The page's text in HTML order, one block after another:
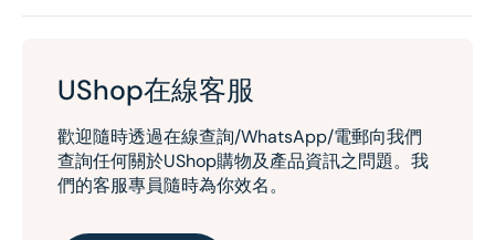
UShop在線客服
歡迎隨時透過在線查詢/WhatsApp/電郵向我們
查詢任何關於UShop購物及產品資訊之問題。我
們的客服專員隨時為你效名。